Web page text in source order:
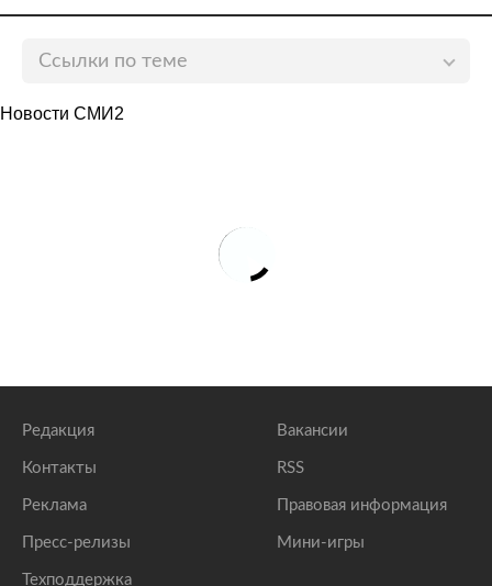
Ссылки по теме
экономики
Индия захотела скупить почти весь российский
Новости СМИ2
Редакция
Контакты
Реклама
Пресс-релизы
Техподдержка
Вакансии
RSS
Правовая информация
Мини-игры